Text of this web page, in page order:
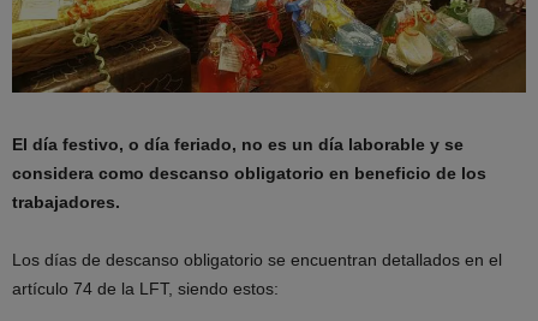
El día festivo, o día feriado, no es un día laborable y se
considera como descanso obligatorio en beneficio de los
trabajadores.
Los días de descanso obligatorio se encuentran detallados en el
artículo 74 de la LFT, siendo estos: